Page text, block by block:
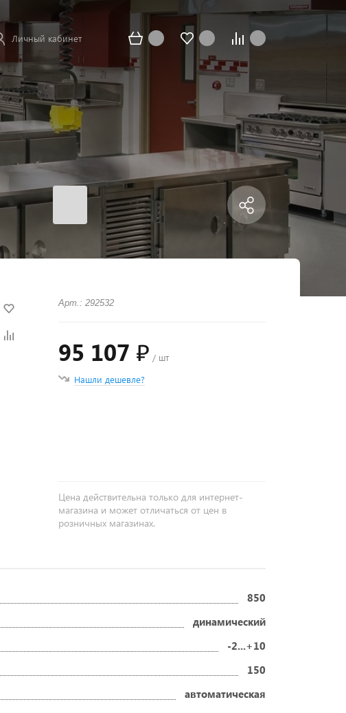
Личный кабинет
Арт.: 292532
95 107 ₽ / шт
Нашли дешевле?
Цена действительна только для интернет-
магазина и может отличаться от цен в
розничных магазинах.
850
динамический
-2...+10
150
автоматическая